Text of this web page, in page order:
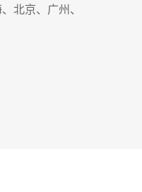
北京、广州、